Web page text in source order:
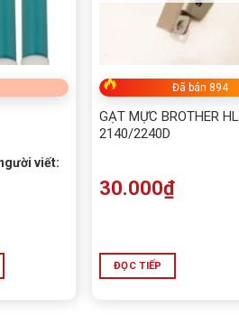
viết:
Đã bán 894
GẠT MỰC BROTHER HL
2140/2240D
30.000₫
ĐỌC TIẾP